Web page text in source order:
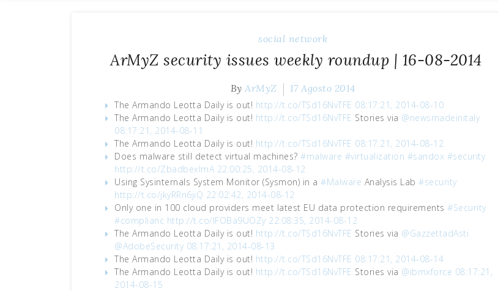
social network
ArMyZ security issues weekly roundup | 16-08-2014
ByArMyZ 17 Agosto 2014
The Armando Leotta Daily is out! http://t.co/TSd16NvTFE 08:17:21, 2014-08-10
The Armando Leotta Daily is out! http://t.co/TSd16NvTFE Stories via @newsmadeinitaly
08:17:21, 2014-08-11
The Armando Leotta Daily is out! http://t.co/TSd16NvTFE 08:17:21, 2014-08-12
Does malware still detect virtual machines? #malware #virtualization #sandox #security
http://t.co/ZbadbexlmA 22:00:25, 2014-08-12
Using Sysinternals System Monitor (Sysmon) in a #Malware Analysis Lab #security
http://t.co/jkyRRn6jiQ 22:02:42, 2014-08-12
Only one in 100 cloud providers meet latest EU data protection requirements #Security
#complianc http://t.co/lFOBa9UOZy 22:08:35, 2014-08-12
The Armando Leotta Daily is out! http://t.co/TSd16NvTFE Stories via @GazzettadAsti
@AdobeSecurity 08:17:21, 2014-08-13
The Armando Leotta Daily is out! http://t.co/TSd16NvTFE 08:17:21, 2014-08-14
The Armando Leotta Daily is out! http://t.co/TSd16NvTFE Stories via @ibmxforce 08:17:21,
2014-08-15